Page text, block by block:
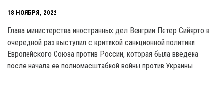
18 НОЯБРЯ, 2022
Глава министерства иностранных дел Венгрии Петер Сийярто в
очередной раз выступил с критикой санкционной политики
Европейского Союза против России, которая была введена
после начала ее полномасштабной войны против Украины.